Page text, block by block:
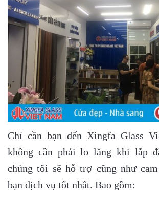
Chỉ cần bạn đến Xingfa Glass
không cần phải lo lắng khi lắp
chúng tôi sẽ hỗ trợ cũng như
bạn dịch vụ tốt nhất. Bao gồm: